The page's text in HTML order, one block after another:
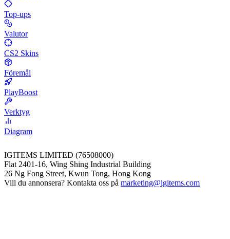
Top-ups
Valutor
CS2 Skins
Föremål
PlayBoost
Verktyg
Diagram
IGITEMS LIMITED (76508000)
Flat 2401-16, Wing Shing Industrial Building
26 Ng Fong Street, Kwun Tong, Hong Kong
Vill du annonsera? Kontakta oss på marketing@igitems.com